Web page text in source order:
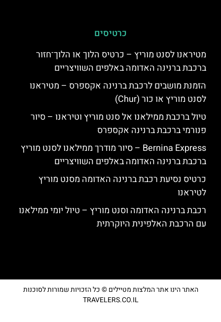
כרטיסים
מטיראנו לסנט מוריץ – כרטיס הלוך או הלוך־חזור
ברכבת ברנינה האדומה באלפים השוויצריים
הזמנת מושבים לרכבת ברנינה אקספרס – מטיראנו
לסנט מוריץ או כור (Chur)
טיול ברכבת ממילאנו אל סנט מוריץ וטיראנו – סיור
פנורמי ברכבת ברנינה אקספרס
Bernina Express – סיור מודרך ממילאנו לסנט מוריץ
ברכבת ברנינה האדומה באלפים השוויצריים
כרטיס נסיעת רכבת ברנינה האדומה מסנט מוריץ
לטיראנו
רכבת ברנינה האדומה וסנט מוריץ – טיול יומי ממילאנו
עם הרכבת האלפינית היוקרתית
האתר הינו אתר המלצות מטיילים © כל הזכויות שמורות לסוכנות
TRAVELERS.CO.IL